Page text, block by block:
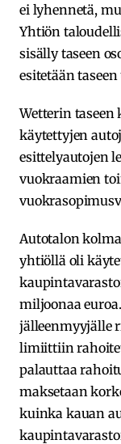
ei lyhennetä,
Yhtiön
sisälly taseen
esitetään
Wetterin
käytettyjen
esittelyautojen
vuokraamien
Autotalon
yhtiöllä oli
miljoonaa
jälleenmyyjälle
limiittiin
palauttaa
maksetaan
kuinka kauan